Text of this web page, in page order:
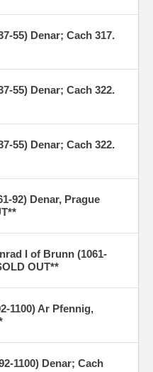
55) Denar; Cach 317.
55) Denar; Cach 322.
55) Denar; Cach 322.
92) Denar, Prague
I of Brunn (1061-
OUT**
1100) Ar Pfennig,
1100) Denar; Cach